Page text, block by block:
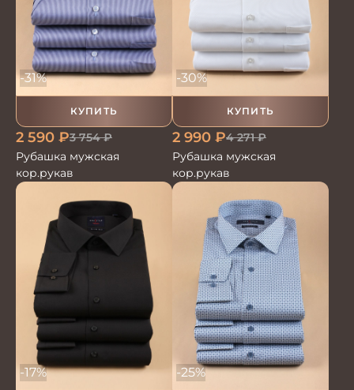
КУПИТЬ
-31%
2 590 ₽3 754₽
Рубашка мужская
кор.рукав
КУПИТЬ
-30%
2 990 ₽4 271₽
Рубашка мужская
кор.рукав
-17% -25%